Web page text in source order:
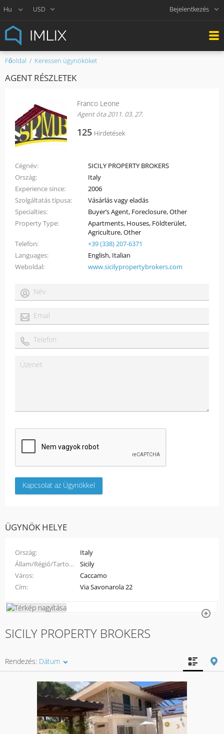
USD Bejelentkezés
Főoldal Keressen ügynököket
AGENT RÉSZLETEK
Franco Leone
Agent óta 2011. 03. 27.
125 Hirdetések
Cégnév
SICILY PROPERTY BROKERS
Ország
Italy
Experience since
2006
Szolgáltatás típusa
Vásárlás vagy eladás
Specialties
Buyer’s Agent, Foreclosure, Other
Property Type
Apartments, Houses, Földterület,
Agriculture, Other
Telefon
+39 (338) 207-6371
Languages
English, Italian
Weboldal
www.sicilypropertybrokers.com
ÜGYNÖK HELYE
Ország
Italy
Állam/Régió/Tartomány
Sicily
Város
Caccamo
Cím
Via Savonarola 22
SICILY PROPERTY BROKERS
Rendezés: Dátum